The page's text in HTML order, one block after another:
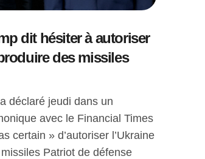
dit hésiter à autoriser
des missiles
déclaré jeudi dans un
avec le Financial Times
certain » d’autoriser l’Ukraine
Patriot de défense